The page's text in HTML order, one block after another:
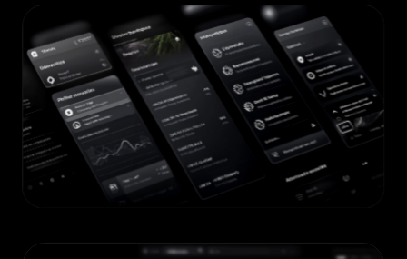
DIGIMAADE
AUTOMATISATION & IA TOOLS